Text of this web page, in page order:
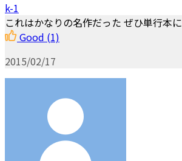
k-1
これはかなりの名作だった ぜひ単行本
Good (1)
2015/02/17